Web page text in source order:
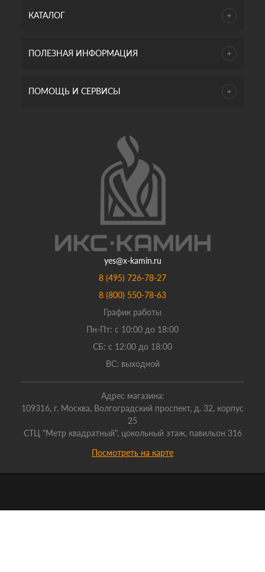
КАТАЛОГ
ПОЛЕЗНАЯ ИНФОРМАЦИЯ
ПОМОЩЬ И СЕРВИСЫ
yes@x-kamin.ru
8 (495) 726-78-27
8 (800) 550-78-63
График работы
Пн-Пт: с 10:00 до 18:00
СБ: с 12:00 до 18:00
ВС: выходной
Адрес магазина:
109316, г. Москва, Волгоградский проспект, д. 32, корпус
25
СТЦ "Метр квадратный", цокольный этаж, павильон 316
Посмотреть на карте